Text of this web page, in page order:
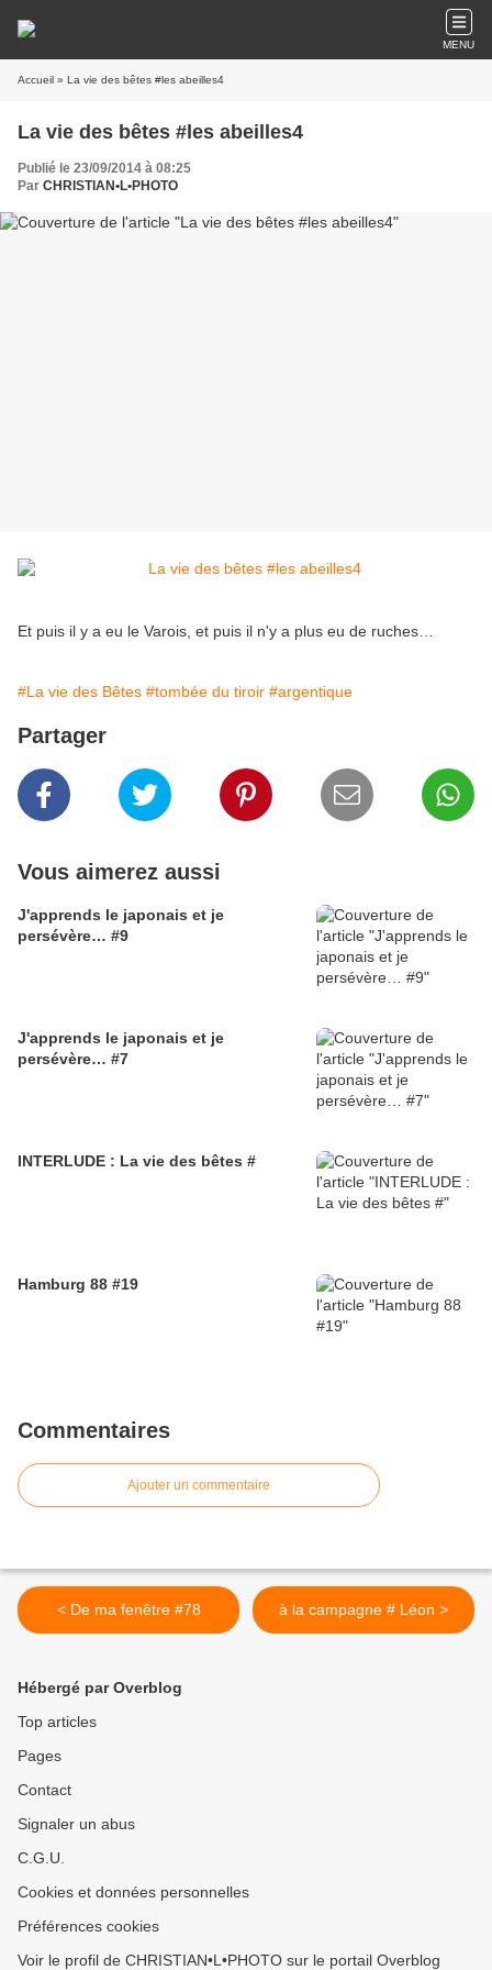
MENU
Accueil » La vie des bêtes #les abeilles4
La vie des bêtes #les abeilles4
Publié le 23/09/2014 à 08:25
Par CHRISTIAN•L•PHOTO
Et puis il y a eu le Varois, et puis il n'y a plus eu de ruches…
#La vie des Bêtes #tombée du tiroir #argentique
Partager
Vous aimerez aussi
J'apprends le japonais et je
persévère… #9
J'apprends le japonais et je
persévère… #7
INTERLUDE : La vie des bêtes #
Hamburg 88 #19
Commentaires
Ajouter un commentaire
< De ma fenêtre #78 à la campagne # Léon >
Hébergé par Overblog
Top articles
Pages
Contact
Signaler un abus
C.G.U.
Cookies et données personnelles
Préférences cookies
Voir le profil de CHRISTIAN•L•PHOTO sur le portail Overblog